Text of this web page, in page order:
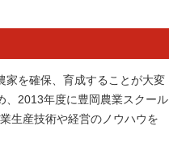
を確保、育成することが大変
、2013年度に豊岡農業スクール
生産技術や経営のノウハウを